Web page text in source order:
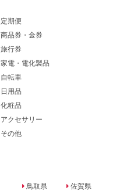
定期便
商品券・金券
旅行券
家電・電化製品
自転車
日用品
化粧品
アクセサリー
その他
鳥取県
佐賀県